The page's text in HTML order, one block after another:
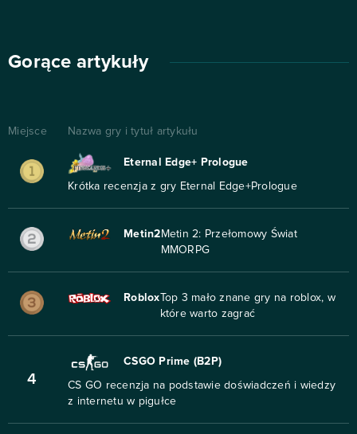
Gorące artykuły
Miejsce Nazwa gry i tytuł artykułu
Eternal Edge+ Prologue
Krótka recenzja z gry Eternal Edge+Prologue
Metin2 Metin 2: Przełomowy Świat
MMORPG
Roblox Top 3 mało znane gry na roblox, w
które warto zagrać
4
CSGO Prime (B2P)
CS GO recenzja na podstawie doświadczeń i wiedzy
z internetu w pigułce